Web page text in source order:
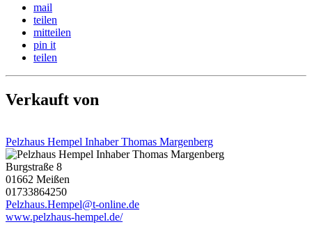
mail
teilen
mitteilen
pin it
teilen
Verkauft von
Pelzhaus Hempel Inhaber Thomas Margenberg
Burgstraße 8
01662 Meißen
01733864250
Pelzhaus.Hempel@t-online.de
www.pelzhaus-hempel.de/